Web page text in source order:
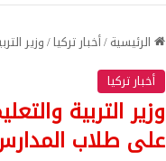
الرئيسية/أخبار تركيا/وزير
أخبار تركيا
وزير التربية
على طلاب